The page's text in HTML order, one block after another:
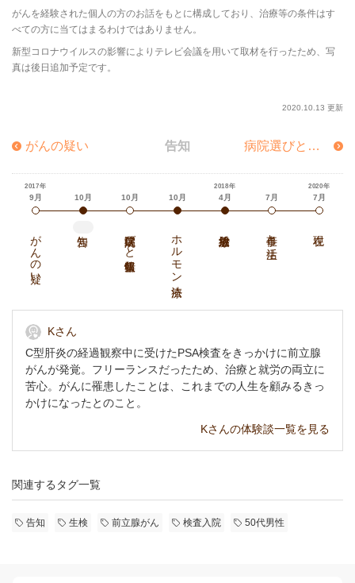
がんを経験された個人の方のお話をもとに構成しており、治療等の条件はす
べての方に当てはまるわけではありません。
新型コロナウイルスの影響によりテレビ会議を用いて取材を行ったため、写
真は後日追加予定です。
2020.10.13 更新
Hatch Healthcare K.K. https://www.hatch-healthcare.co.jp
がんの疑い 告知 病院選びと情報収集
2017年
9月
がんの疑い
10月 10月
病院選びと情報収集
10月
ホルモン療法
2018年
4月 7月
仕事と生活
2020年
7月
Kさん
C型肝炎の経過観察中に受けたPSA検査をきっかけに前立腺
がんが発覚。フリーランスだったため、治療と就労の両立に
苦心。がんに罹患したことは、これまでの人生を顧みるきっ
かけになったとのこと。
Kさんの体験談一覧を見る
関連するタグ一覧
告知 生検 前立腺がん 検査入院 50代男性